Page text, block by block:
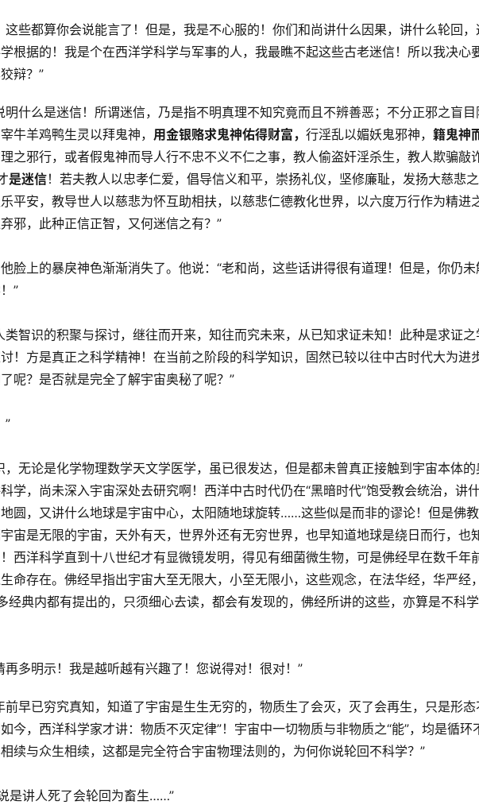
这些都算你会说能言了！但是，我是不心服的！你们和尚讲什么因果，讲什么轮回，
根据的！我是个在西洋学科学与军事的人，我最瞧不起这些古老迷信！所以我决心
辩？”
明什么是迷信！所谓迷信，乃是指不明真理不知究竟而且不辨善恶；不分正邪之盲目
牛羊鸡鸭生灵以拜鬼神， 用金银赂求鬼神佑得财富， 行淫乱以媚妖鬼邪神， 籍鬼神
之邪行，或者假鬼神而导人行不忠不义不仁之事，教人偷盗奸淫杀生，教人欺骗敲诈
是迷信！若夫教人以忠孝仁爱，倡导信义和平，崇扬礼仪，坚修廉耻，发扬大慈悲
平安，教导世人以慈悲为怀互助相扶，以慈悲仁德教化世界，以六度万行作为精进
邪，此种正信正智，又何迷信之有？”
脸上的暴戾神色渐渐消失了。他说：“老和尚，这些话讲得很有道理！但是，你仍未
”
类智识的积聚与探讨，继往而开来，知往而究未来，从已知求证未知！此种是求证之
！方是真正之科学精神！在当前之阶段的科学知识，固然已较以往中古时代大为进步
呢？是否就是完全了解宇宙奥秘了呢？”
”
，无论是化学物理数学天文学医学，虽已很发达，但是都未曾真正接触到宇宙本体的
学，尚未深入宇宙深处去研究啊！西洋中古时代仍在“黑暗时代”饱受教会统治，讲
圆，又讲什么地球是宇宙中心，太阳随地球旋转……这些似是而非的谬论！但是佛
宙是无限的宇宙，天外有天，世界外还有无穷世界，也早知道地球是绕日而行，也
西洋科学直到十八世纪才有显微镜发明，得见有细菌微生物，可是佛经早在数千年
命存在。佛经早指出宇宙大至无限大，小至无限小，这些观念，在法华经，华严经
典内都有提出的，只须细心去读，都会有发现的，佛经所讲的这些，亦算是不科学
多明示！我是越听越有兴趣了！您说得对！很对！”
前早已穷究真知，知道了宇宙是生生无穷的，物质生了会灭，灭了会再生，只是形态
今，西洋科学家才讲：物质不灭定律”！宇宙中一切物质与非物质之“能”，均是循环
续与众生相续，这都是完全符合宇宙物理法则的，为何你说轮回不科学？”
是讲人死了会轮回为畜生……”